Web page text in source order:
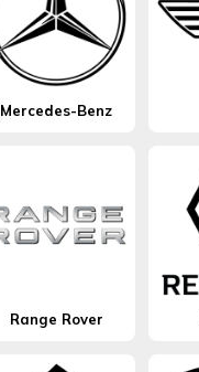
Mercedes-Benz
Range Rover